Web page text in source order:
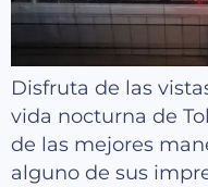
Disfruta de las
vida nocturna de
de las mejores
alguno de sus